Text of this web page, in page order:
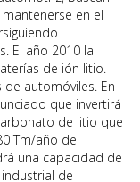
en el
El año 2010 la
de ión litio.
automóviles. En
que invertirá
de litio que
Tm/año del
una capacidad de
de